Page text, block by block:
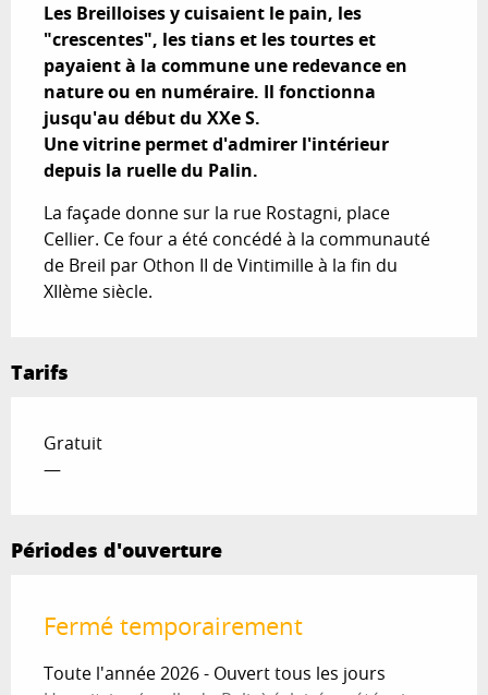
Les Breilloises y cuisaient le pain, les
"crescentes", les tians et les tourtes et
payaient à la commune une redevance en
nature ou en numéraire. Il fonctionna
jusqu'au début du XXe S.
Une vitrine permet d'admirer l'intérieur
depuis la ruelle du Palin.
La façade donne sur la rue Rostagni, place
Cellier. Ce four a été concédé à la communauté
de Breil par Othon II de Vintimille à la fin du
XIIème siècle.
Tarifs
Gratuit
—
Périodes d'ouverture
Fermé temporairement
Toute l'année 2026 - Ouvert tous les jours